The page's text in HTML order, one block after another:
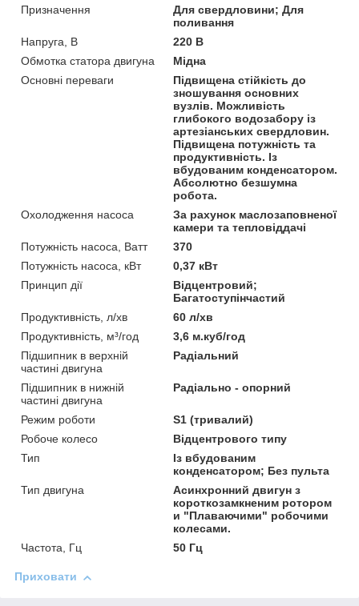
Призначення
Для свердловини; Для
поливання
Напруга, В
220 В
Обмотка статора двигуна
Мідна
Основні переваги
Підвищена стійкість до
зношування основних
вузлів. Можливість
глибокого водозабору із
артезіанських свердловин.
Підвищена потужність та
продуктивність. Із
вбудованим конденсатором.
Абсолютно безшумна
робота.
Охолодження насоса
За рахунок маслозаповненої
камери та тепловіддачі
Потужність насоса, Ватт
370
Потужність насоса, кВт
0,37 кВт
Принцип дії
Відцентровий;
Багатоступінчастий
Продуктивність, л/хв
60 л/хв
Продуктивність, м³/год
3,6 м.куб/год
Підшипник в верхній
частині двигуна
Радіальний
Підшипник в нижній
частині двигуна
Радіально - опорний
Режим роботи
S1 (тривалий)
Робоче колесо
Відцентрового типу
Тип
Із вбудованим
конденсатором; Без пульта
Тип двигуна
Асинхронний двигун з
короткозамкненим ротором
и "Плаваючими" робочими
колесами.
Частота, Гц
50 Гц
Приховати